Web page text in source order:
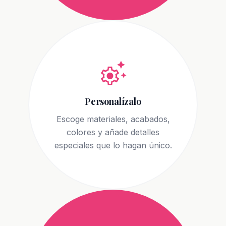
settings_suggest
Personalízalo
Escoge materiales, acabados,
colores y añade detalles
especiales que lo hagan único.